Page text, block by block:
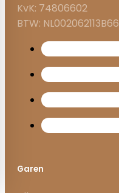
KvK: 74806602
BTW: NL002062113B66
Garen